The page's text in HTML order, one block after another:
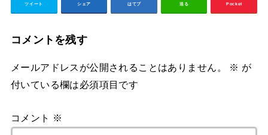
ツイート シェア はてブ 送る Pocket
コメントを残す
メールアドレスが公開されることはありません。 ※ が
付いている欄は必須項目です
コメント ※